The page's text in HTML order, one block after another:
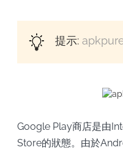
提示:
Google Play商店是由
Store的狀態。由於